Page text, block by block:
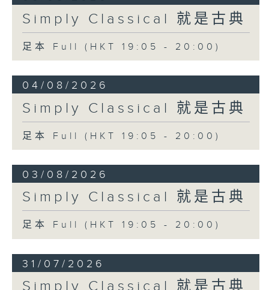
Simply Classical 就是古典
足本 Full (HKT 19:05 - 20:00)
04/08/2026
Simply Classical 就是古典
足本 Full (HKT 19:05 - 20:00)
03/08/2026
Simply Classical 就是古典
足本 Full (HKT 19:05 - 20:00)
31/07/2026
Simply Classical 就是古典